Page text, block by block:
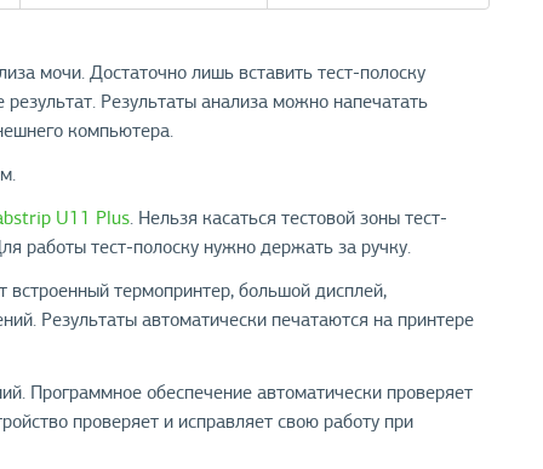
мочи. Достаточно лишь вставить тест-полоску
Результаты анализа можно напечатать
компьютера.
U11 Plus. Нельзя касаться тестовой зоны тест-
работы тест-полоску нужно держать за ручку.
встроенный термопринтер, большой дисплей,
Результаты автоматически печатаются на принтере
Программное обеспечение автоматически проверяет
проверяет и исправляет свою работу при